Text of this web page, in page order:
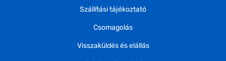
Szállítási tájékoztató
Csomagolás
Visszaküldés és elállás